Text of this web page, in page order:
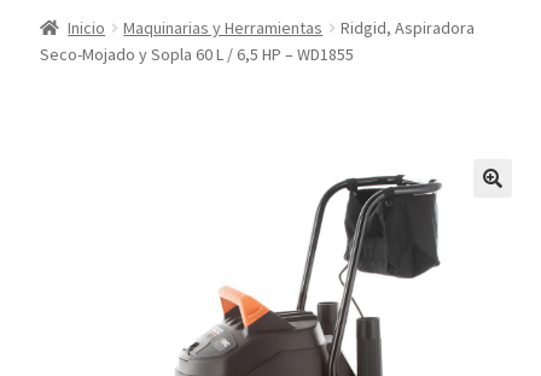
Inicio Maquinarias y Herramientas
Ridgid, Aspiradora
Seco-Mojado y Sopla 60 L / 6,5 HP – WD1855